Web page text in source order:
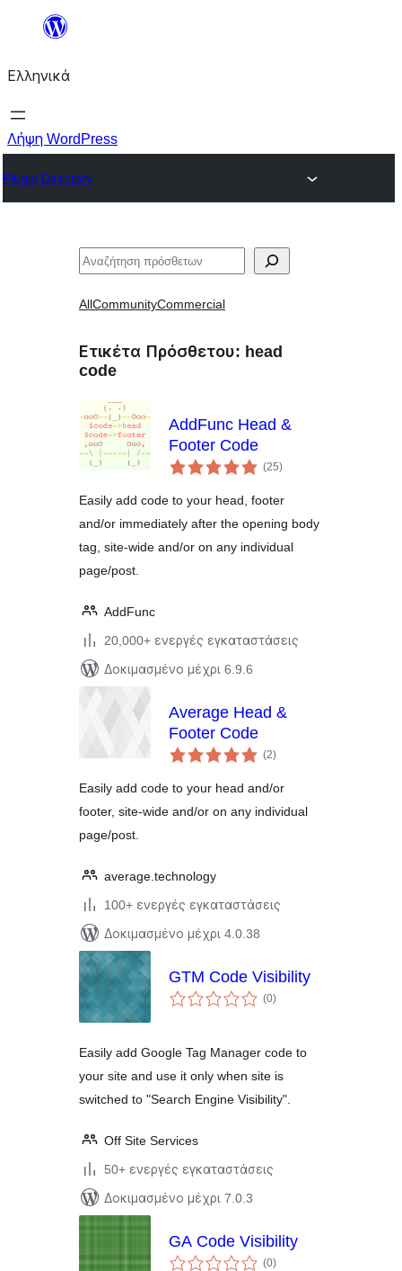
Μετάβαση
περιεχόμενο
Ελληνικά
Λήψη WordPress
Plugin Directory
Αναζήτηση
AllCommunityCommercial
Ετικέτα Πρόσθετου: head
code
AddFunc Head &
Footer Code
(25αξιολογήσεις
σύνολο
)
Easily add code to your head, footer
and/or immediately after the opening body
tag, site-wide and/or on any individual
page/post.
AddFunc
20,000+ ενεργές εγκαταστάσεις
Δοκιμασμένο μέχρι 6.9.6
Average Head &
Footer Code
(2αξιολογήσεις
σύνολο
)
Easily add code to your head and/or
footer, site-wide and/or on any individual
page/post.
average.technology
100+ ενεργές εγκαταστάσεις
Δοκιμασμένο μέχρι 4.0.38
GTM Code Visibility
(0αξιολογήσεις
σύνολο
)
Easily add Google Tag Manager code to
your site and use it only when site is
switched to "Search Engine Visibility".
Off Site Services
50+ ενεργές εγκαταστάσεις
Δοκιμασμένο μέχρι 7.0.3
GA Code Visibility
(0αξιολογήσεις
)